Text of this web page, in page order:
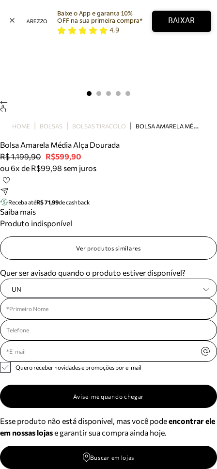
Bolsa
Tamanco
Tênis
Mule
Tire dúvidas sobre pedidos, devoluções e mais.
Meus pedidos
Acompanhe seus pedidos e solicite devoluções.
Baixe o App e garanta 10%
OFF na sua primeira compra*
4,9
BAIXAR
HOME BOLSAS BOLSAS TIRACOLO B
OLSA AMARELA MÉDIA ALÇA DOURADA
Bolsa Amarela Média Alça Dourada
R$ 1.199,90 R$599,90
ou 6x de R$99,98 sem juros
Receba atéR$ 71,99de cashback
Saiba mais
Produto indisponível
Ver produtos similares
Quer ser avisado quando o produto estiver disponível?
UN
Quero receber novidades e promoções por e-mail
Avise-me quando chegar
Esse produto não está disponível, mas você podeencontrar ele
em nossas lojase garantir sua compra ainda hoje.
Buscar em lojas